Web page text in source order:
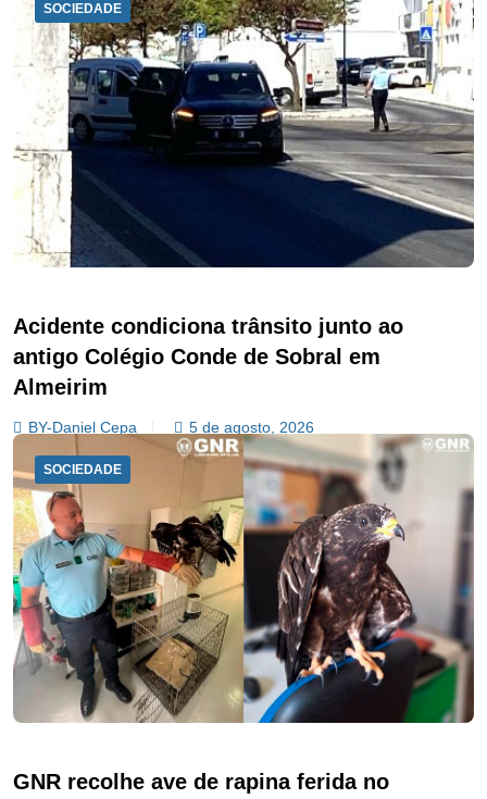
SOCIEDADE
Acidente condiciona trânsito junto ao
antigo Colégio Conde de Sobral em
Almeirim
BY-Daniel Cepa 5 de agosto, 2026
SOCIEDADE
GNR recolhe ave de rapina ferida no